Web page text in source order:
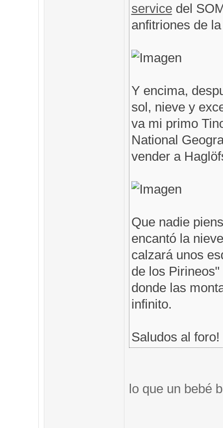
servicedel
anfitriones de
Y encima,
sol, nieve y
va mi primo
National
vender a
Que nadie
encantó la
calzará unos
de los
donde las
infinito.
Saludos al foro!
lo que un bebé